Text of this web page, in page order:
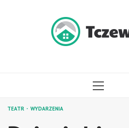
PRIMARY
TEATR WYDARZENIA